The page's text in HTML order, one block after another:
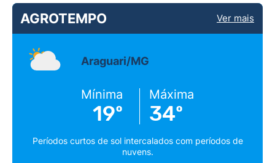
AGROTEMPO Ver mais
Araguari/MG
Mínima
19º
Máxima
34º
Períodos curtos de sol intercalados com períodos de
nuvens.